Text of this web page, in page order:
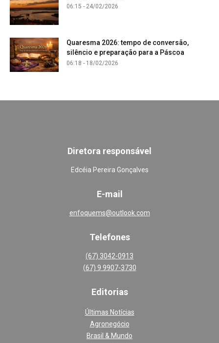
06:15 - 24/02/2026
Quaresma 2026: tempo de conversão,
silêncio e preparação para a Páscoa
06:18 - 18/02/2026
Diretora responsável
Edcéia Pereira Gonçalves
E-mail
enfoquems@outlook.com
Telefones
(67) 3042-0913
(67) 9 9907-3730
Editorias
Últimas Notícias
Agronegócio
Brasil & Mundo